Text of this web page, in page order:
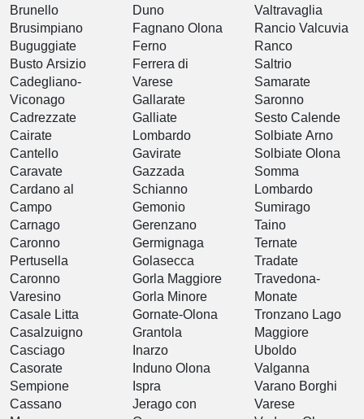
Brunello
Brusimpiano
Buguggiate
Busto Arsizio
Cadegliano-
Viconago
Cadrezzate
Cairate
Cantello
Caravate
Cardano al
Campo
Carnago
Caronno
Pertusella
Caronno
Varesino
Casale Litta
Casalzuigno
Casciago
Casorate
Sempione
Cassano
Duno
Fagnano Olona
Ferno
Ferrera di
Varese
Gallarate
Galliate
Lombardo
Gavirate
Gazzada
Schianno
Gemonio
Gerenzano
Germignaga
Golasecca
Gorla Maggiore
Gorla Minore
Gornate-Olona
Grantola
Inarzo
Induno Olona
Ispra
Jerago con
Valtravaglia
Rancio Valcuvia
Ranco
Saltrio
Samarate
Saronno
Sesto Calende
Solbiate Arno
Solbiate Olona
Somma
Lombardo
Sumirago
Taino
Ternate
Tradate
Travedona-
Monate
Tronzano Lago
Maggiore
Uboldo
Valganna
Varano Borghi
Varese